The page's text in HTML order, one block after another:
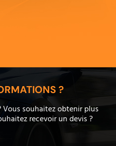
?
Vous souhaitez obtenir plus
recevoir un devis ?